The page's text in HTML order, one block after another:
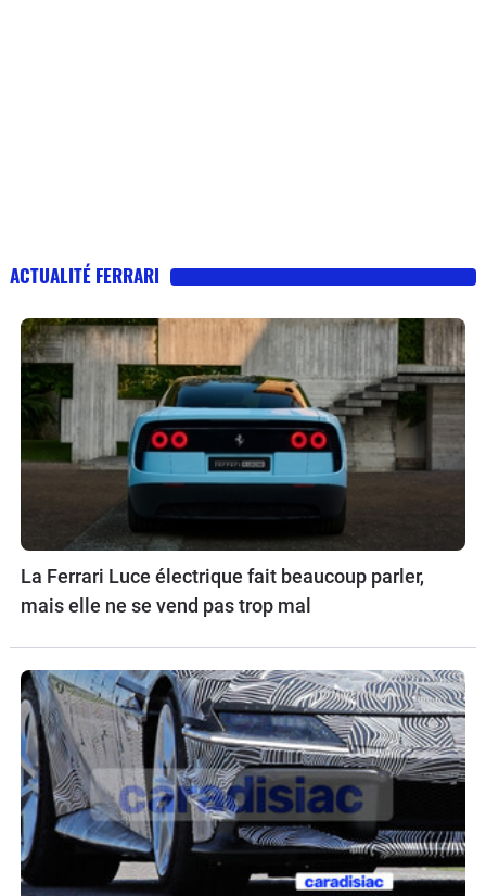
ACTUALITÉ FERRARI
La Ferrari Luce électrique fait beaucoup parler,
mais elle ne se vend pas trop mal